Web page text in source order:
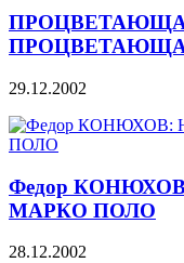
29.12.2002
Федор
МАРКО ПОЛО
28.12.2002